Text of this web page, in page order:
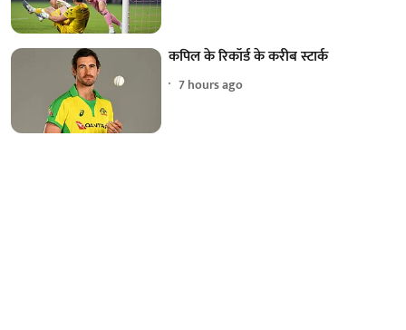
कपिल के रिकॉर्ड के करीब स्टार्क
7 hours ago